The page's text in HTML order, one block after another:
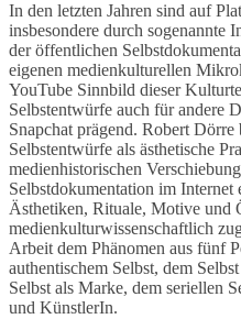
In den letzten Jahren sind auf
insbesondere durch sogenannte
der öffentlichen
eigenen medienkulturellen
YouTube Sinnbild dieser
Selbstentwürfe auch für andere
Snapchat prägend. Robert
Selbstentwürfe als ästhetische
medienhistorischen
Selbstdokumentation im Internet
Ästhetiken, Rituale, Motive und
medienkulturwissenschaftlich
Arbeit dem Phänomen aus fünf
authentischem Selbst, dem
Selbst als Marke, dem seriellen
und KünstlerIn.